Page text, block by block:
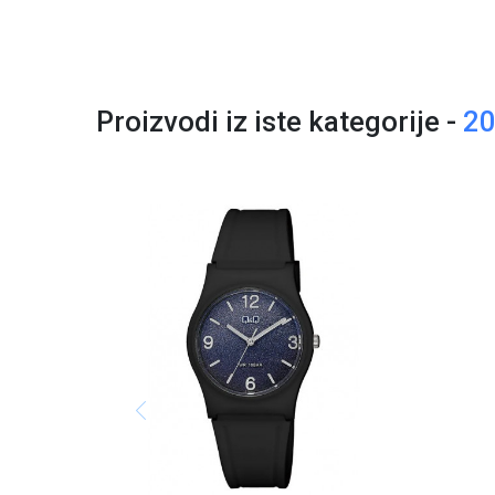
Proizvodi iz iste kategorije - 20